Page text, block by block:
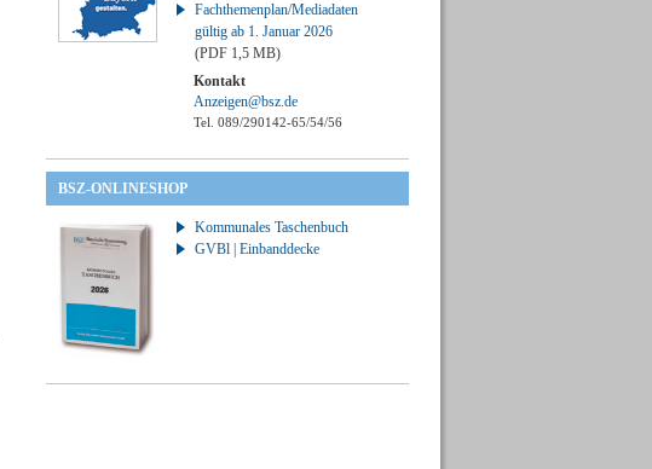
Fachthemenplan/Mediadaten
gültig ab 1. Januar 2026
(PDF 1,5 MB)
Kontakt
Anzeigen@bsz.de
Tel. 089/290142-65/54/56
BSZ-ONLINESHOP
Kommunales Taschenbuch
GVBl | Einbanddecke